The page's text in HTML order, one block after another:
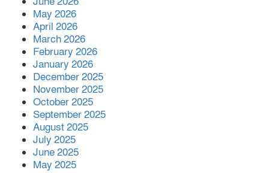
—অধ্যক্ষ নজরুল ইসলাম
বিশ্বনাথে জুলাই দিবস উপলক্ষে
গণমিছিল বাস্তবায়নে থানার অফিসার
May 2026
April 2026
March 2026
February 2026
January 2026
December 2025
November 2025
October 2025
September 2025
August 2025
July 2025
June 2025
May 2025